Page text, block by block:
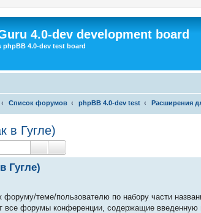
4.0-dev development board
phpBB 4.0-dev test board
Список форумов phpBB 4.0-dev test Расширения
в Гугле)
ПоискРасширенный поиск
Гугле)
форуму/теме/пользователю по набору части
все форумы конференции, содержащие введенную